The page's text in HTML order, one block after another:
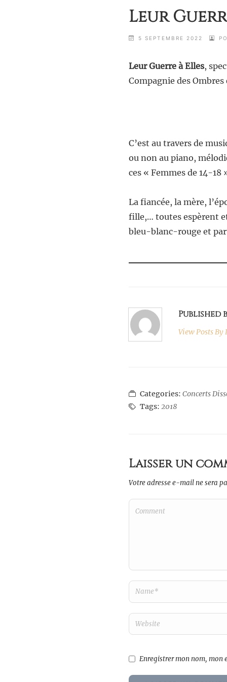
Leur
5 SEPTEMBRE 2022
Leur Guerre à Elles,
Compagnie des
C’est au travers de
ou non au piano,
ces « Femmes de 14-
La fiancée, la mère,
fille,… toutes espèrent
bleu-blanc-rouge et
Published
View Posts By
Categories:Concerts
Tags:2018
Laisser un
Votre adresse e-mail ne sera
Enregistrer mon nom, mon